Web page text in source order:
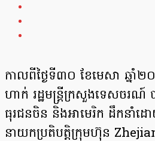
កាលពីថ្ងៃទី៣០ ខែមេសា ឆ្នាំ
ហាក់ រដ្ឋមន្ត្រីក្រសួងទេសចរណ៍
ធុរជនចិន និងអាមេរិក ដឹកនាំ
នាយកប្រតិបត្តិក្រុមហ៊ុន